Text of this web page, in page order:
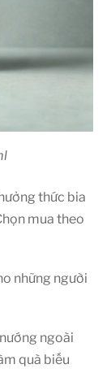
thức bia
mua theo
những người
ngoài
quà biếu